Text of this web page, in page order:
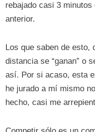
rebajado casi 3
anterior.
Los que saben de esto,
distancia se “ganan” o
así. Por si acaso, esta
he jurado a mí mismo
hecho, casi me